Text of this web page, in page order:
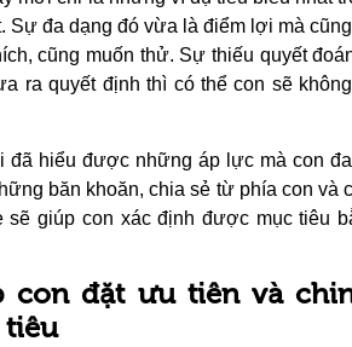
Sự đa dạng đó vừa là điểm lợi mà
cũng muốn thử. Sự thiếu quyết
ra quyết định thì có thể con sẽ
đã hiểu được những áp lực mà con
băn khoăn, chia sẻ từ phía con và
sẽ giúp con xác định được mục tiêu
con đặt ưu tiên và
tiêu